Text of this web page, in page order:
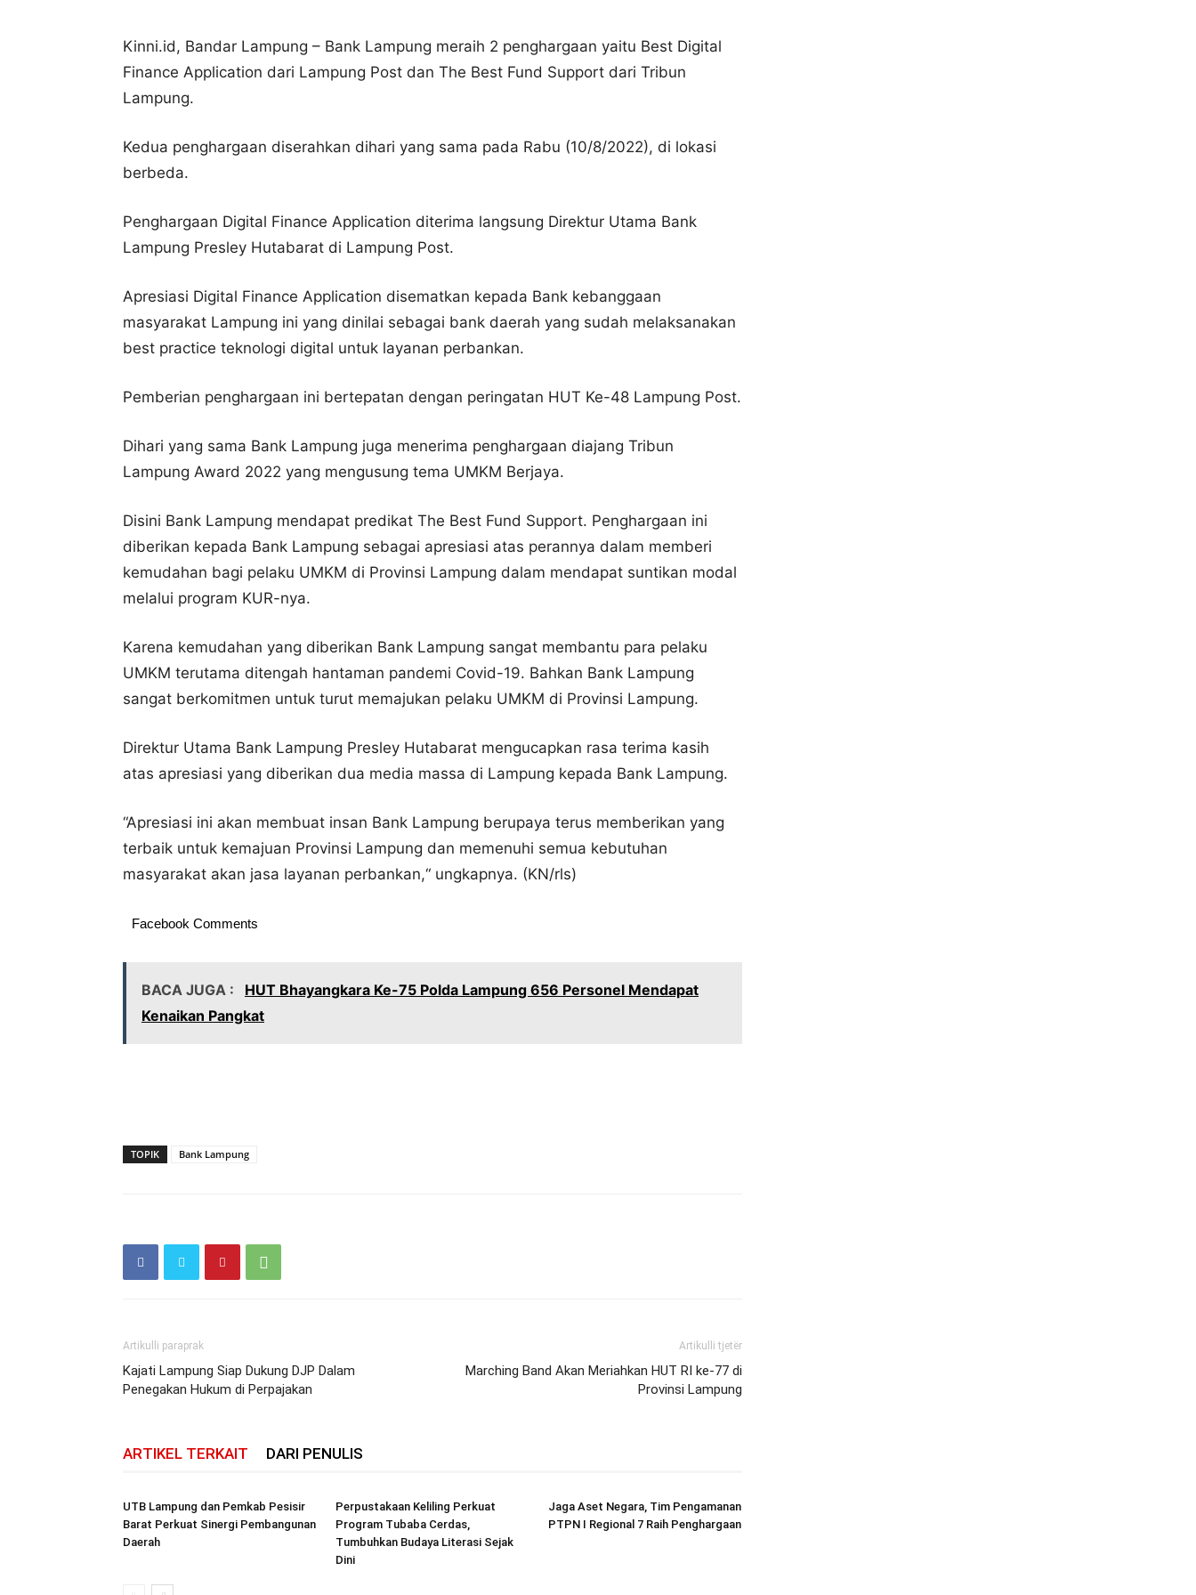
Kinni.id, Bandar Lampung – Bank Lampung meraih 2 penghargaan yaitu Best Digital
Finance Application dari Lampung Post dan The Best Fund Support dari Tribun
Lampung.
Kedua penghargaan diserahkan dihari yang sama pada Rabu (10/8/2022), di lokasi
berbeda.
Penghargaan Digital Finance Application diterima langsung Direktur Utama Bank
Lampung Presley Hutabarat di Lampung Post.
Apresiasi Digital Finance Application disematkan kepada Bank kebanggaan
masyarakat Lampung ini yang dinilai sebagai bank daerah yang sudah melaksanakan
best practice teknologi digital untuk layanan perbankan.
Pemberian penghargaan ini bertepatan dengan peringatan HUT Ke-48 Lampung Post.
Dihari yang sama Bank Lampung juga menerima penghargaan diajang Tribun
Lampung Award 2022 yang mengusung tema UMKM Berjaya.
Disini Bank Lampung mendapat predikat The Best Fund Support. Penghargaan ini
diberikan kepada Bank Lampung sebagai apresiasi atas perannya dalam memberi
kemudahan bagi pelaku UMKM di Provinsi Lampung dalam mendapat suntikan modal
melalui program KUR-nya.
Karena kemudahan yang diberikan Bank Lampung sangat membantu para pelaku
UMKM terutama ditengah hantaman pandemi Covid-19. Bahkan Bank Lampung
sangat berkomitmen untuk turut memajukan pelaku UMKM di Provinsi Lampung.
Direktur Utama Bank Lampung Presley Hutabarat mengucapkan rasa terima kasih
atas apresiasi yang diberikan dua media massa di Lampung kepada Bank Lampung.
“Apresiasi ini akan membuat insan Bank Lampung berupaya terus memberikan yang
terbaik untuk kemajuan Provinsi Lampung dan memenuhi semua kebutuhan
masyarakat akan jasa layanan perbankan,“ ungkapnya. (KN/rls)
Facebook Comments
BACA JUGA :
HUT Bhayangkara Ke-75 Polda Lampung 656 Personel Mendapat
Kenaikan Pangkat
TOPIK Bank Lampung
Artikulli paraprak
Kajati Lampung Siap Dukung DJP Dalam
Penegakan Hukum di Perpajakan
Artikulli tjetër
Marching Band Akan Meriahkan HUT RI ke-77 di
Provinsi Lampung
ARTIKEL TERKAIT DARI PENULIS
UTB Lampung dan Pemkab Pesisir
Barat Perkuat Sinergi Pembangunan
Daerah
Perpustakaan Keliling Perkuat
Program Tubaba Cerdas,
Tumbuhkan Budaya Literasi Sejak
Dini
Jaga Aset Negara, Tim Pengamanan
PTPN I Regional 7 Raih Penghargaan